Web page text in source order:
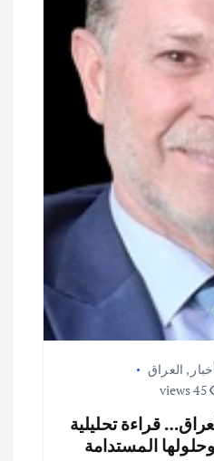
, العراق
45 views
قراءة تحليلية
المستدامة